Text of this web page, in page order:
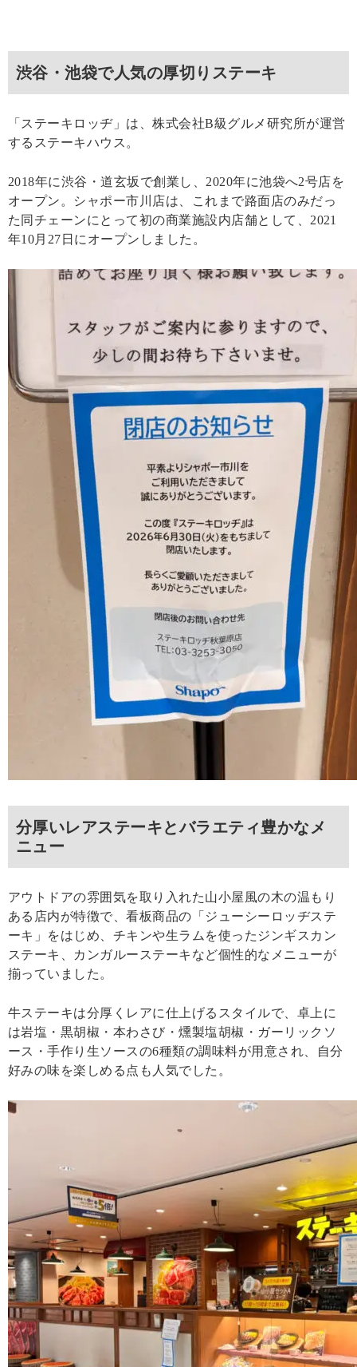
渋谷・池袋で人気の厚切りステーキ
「ステーキロッヂ」は、株式会社B級グルメ研究所が運営
するステーキハウス。
2018年に渋谷・道玄坂で創業し、2020年に池袋へ2号店を
オープン。シャポー市川店は、これまで路面店のみだっ
た同チェーンにとって初の商業施設内店舗として、2021
年10月27日にオープンしました。
分厚いレアステーキとバラエティ豊かなメ
ニュー
アウトドアの雰囲気を取り入れた山小屋風の木の温もり
ある店内が特徴で、看板商品の「ジューシーロッヂステ
ーキ」をはじめ、チキンや生ラムを使ったジンギスカン
ステーキ、カンガルーステーキなど個性的なメニューが
揃っていました。
牛ステーキは分厚くレアに仕上げるスタイルで、卓上に
は岩塩・黒胡椒・本わさび・燻製塩胡椒・ガーリックソ
ース・手作り生ソースの6種類の調味料が用意され、自分
好みの味を楽しめる点も人気でした。